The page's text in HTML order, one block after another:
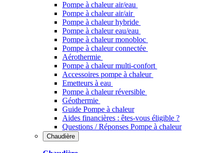
Pompe à chaleur air/eau
Pompe à chaleur air/air
Pompe à chaleur hybride
Pompe à chaleur​ eau/eau
Pompe à chaleur monobloc
Pompe à chaleur connectée
Aérothermie
Pompe à chaleur multi-confort
Accessoires pompe à chaleur
Emetteurs à eau
Pompe à chaleur réversible
Géothermie
Guide Pompe à chaleur
Aides financières : êtes-vous éligible ?
Questions / Réponses Pompe à chaleur
Chaudière